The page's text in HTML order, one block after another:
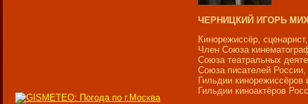
ЧЕРНИЦКИЙ ИГОРЬ
Кинорежиссёр,
Член Союза
Союза театральных
Союза писателей России,
Гильдии кинорежиссёров
Гильдии киноактёров